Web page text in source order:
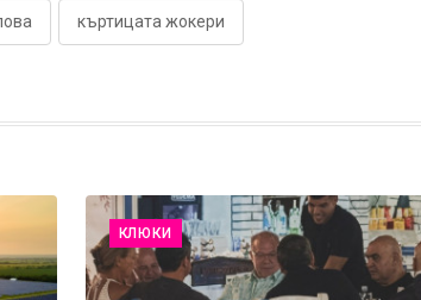
къртицата жокери
КЛЮКИ